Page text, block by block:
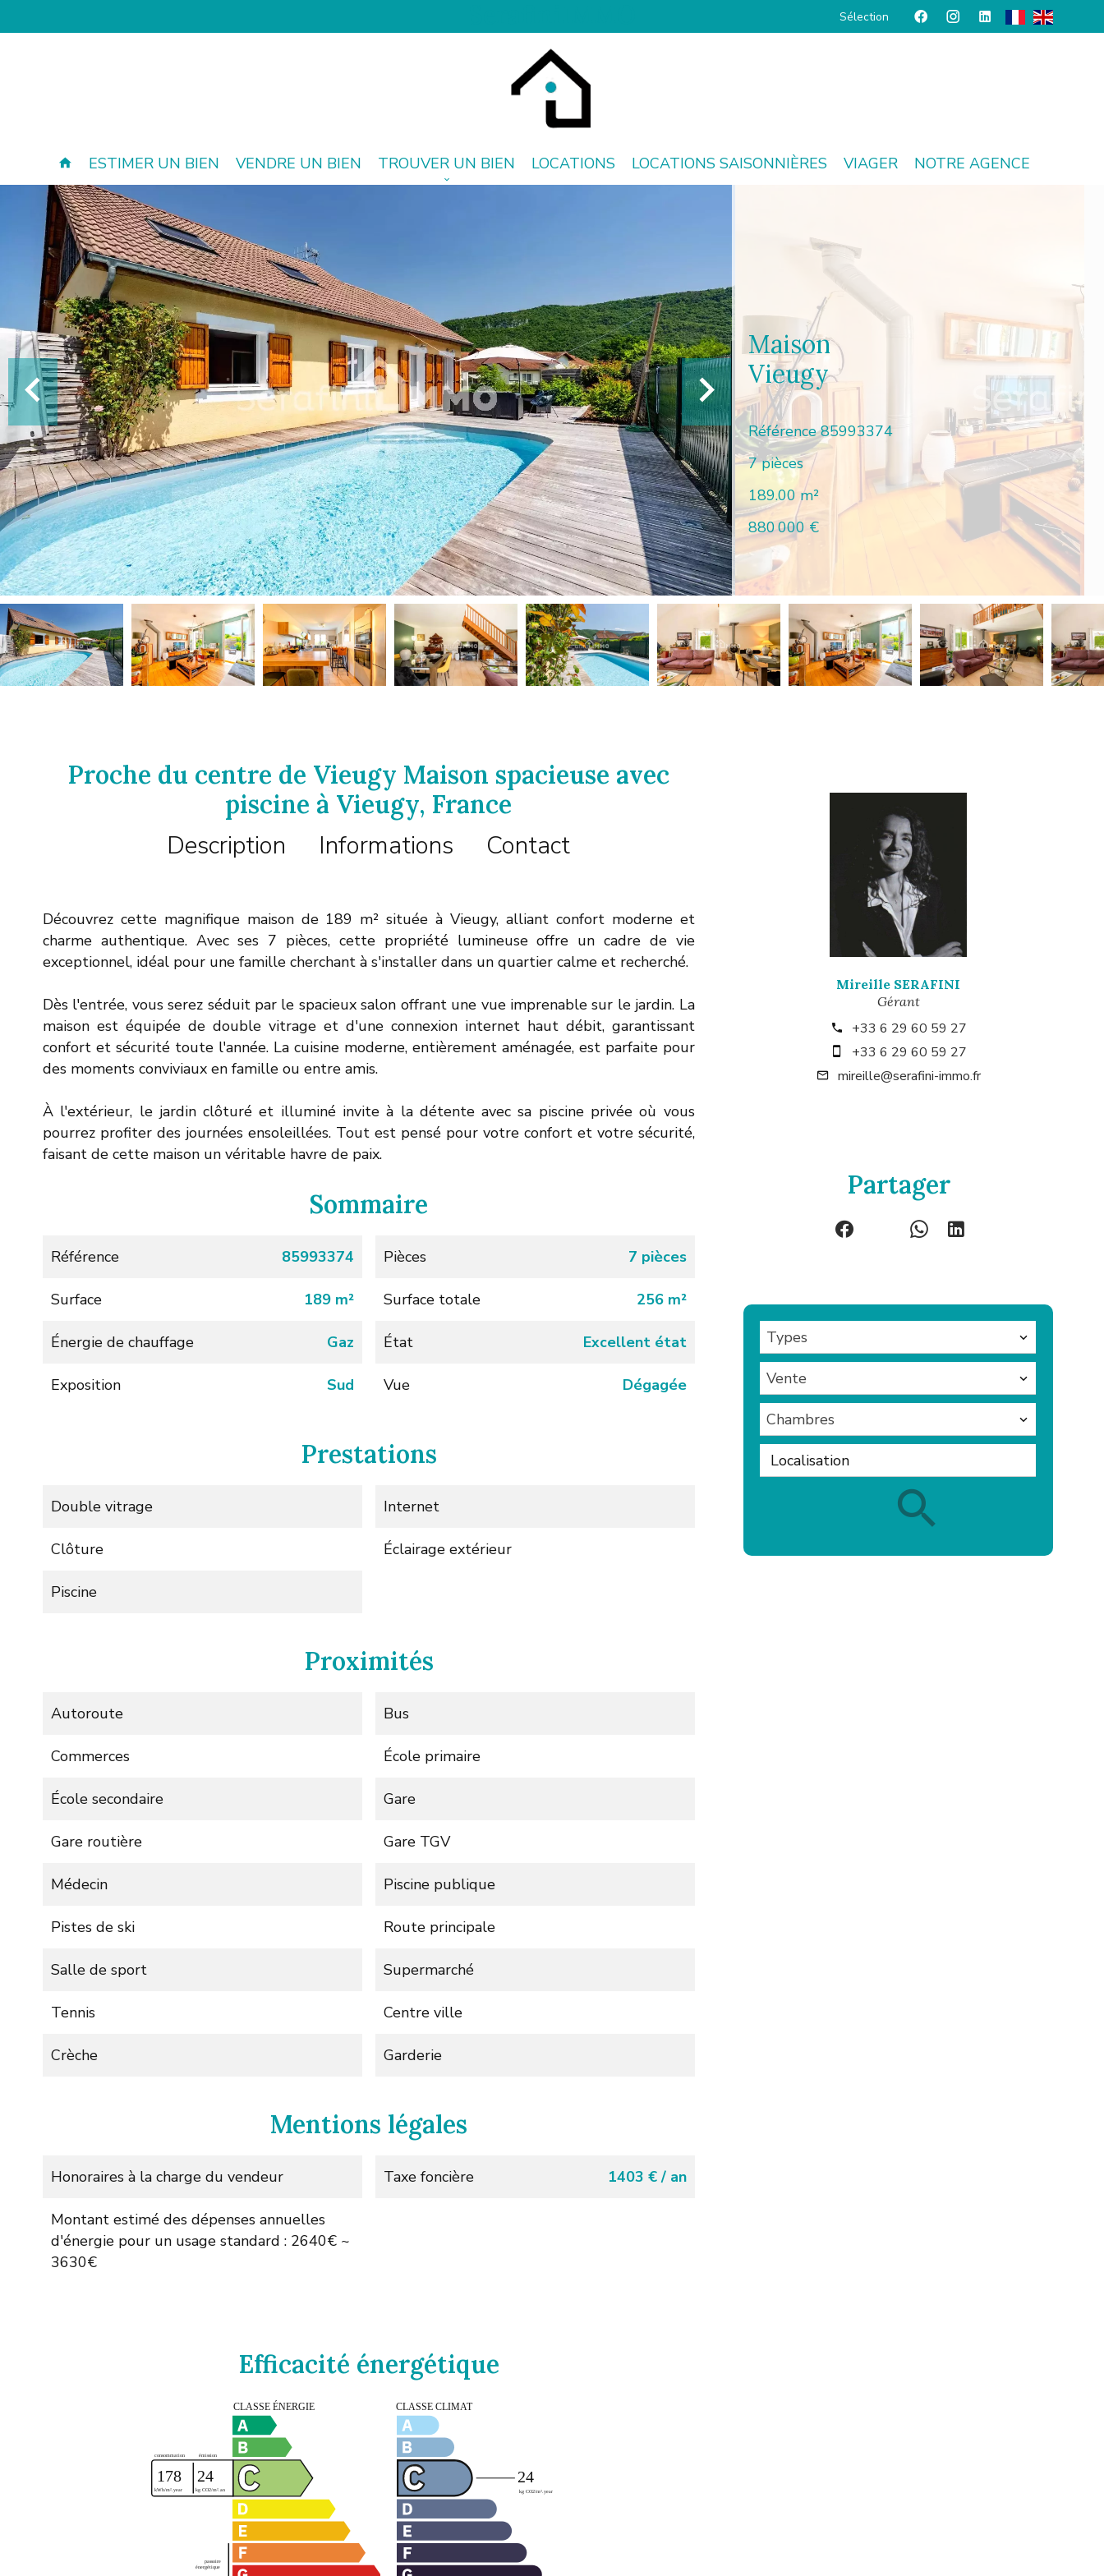
Sélection
ESTIMER UN BIEN VENDRE UN BIEN TROUVER UN BIEN LOCATIONS LOCATIONS SAISONNIÈRES VIAGER NOTRE AGENCE
Maison
Vieugy
Référence85993374
7 pièces
189.00 m²
880 000 €
Proche du centre de Vieugy Maison spacieuse avec
piscine à Vieugy, France
Description Informations Contact
Découvrez cette magnifique maison de 189 m² située à Vieugy, alliant confort moderne et
charme authentique. Avec ses 7 pièces, cette propriété lumineuse offre un cadre de vie
exceptionnel, idéal pour une famille cherchant à s'installer dans un quartier calme et recherché.
Dès l'entrée, vous serez séduit par le spacieux salon offrant une vue imprenable sur le jardin. La
maison est équipée de double vitrage et d'une connexion internet haut débit, garantissant
confort et sécurité toute l'année. La cuisine moderne, entièrement aménagée, est parfaite pour
des moments conviviaux en famille ou entre amis.
À l'extérieur, le jardin clôturé et illuminé invite à la détente avec sa piscine privée où vous
pourrez profiter des journées ensoleillées. Tout est pensé pour votre confort et votre sécurité,
faisant de cette maison un véritable havre de paix.
Sommaire
Référence 85993374 Pièces 7 pièces
Surface 189 m² Surface totale 256 m²
Énergie de chauffage Gaz État Excellent état
Exposition Sud Vue Dégagée
Prestations
Double vitrage Internet
Clôture Éclairage extérieur
Piscine
Proximités
Autoroute Bus
Commerces École primaire
École secondaire Gare
Gare routière Gare TGV
Médecin Piscine publique
Pistes de ski Route principale
Salle de sport Supermarché
Tennis Centre ville
Crèche Garderie
Mentions légales
Honoraires à la charge du vendeur Taxe foncière 1403 € / an
Montant estimé des dépenses annuelles
d'énergie pour un usage standard : 2640€ ~
3630€
Efficacité énergétique
Mireille SERAFINI
Gérant
+33 6 29 60 59 27
+33 6 29 60 59 27
mireille@serafini-immo.fr
Partager
Types
Vente
Chambres
Localisation